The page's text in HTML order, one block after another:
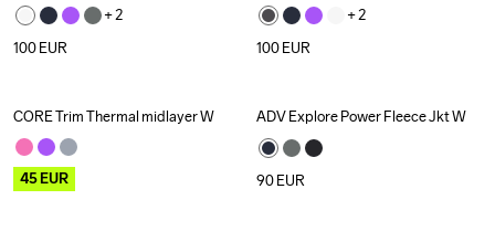
+ 2
100EUR
+ 2
100EUR
Outlet
CORE Trim Thermal midlayer W
45EUR
ADV Explore Power Fleece Jkt W
90EUR